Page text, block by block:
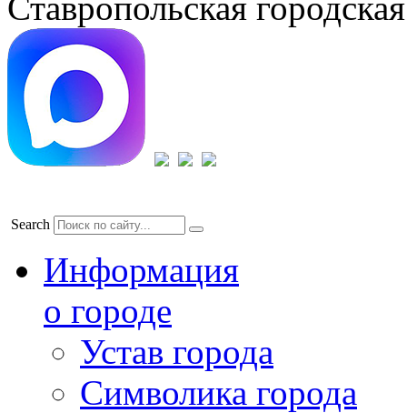
Search
Информация
о городе
Устав города
Символика города